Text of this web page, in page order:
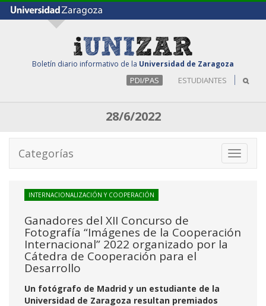
Boletín diario informativo de la Universidad de Zaragoza
PDI/PAS ESTUDIANTES
28/6/2022
Toggle
Categorías
INTERNACIONALIZACIÓN Y COOPERACIÓN
Ganadores del XII Concurso de
Fotografía “Imágenes de la Cooperación
Internacional” 2022 organizado por la
Cátedra de Cooperación para el
Desarrollo
Un fotógrafo de Madrid y un estudiante de la
Universidad de Zaragoza resultan premiados